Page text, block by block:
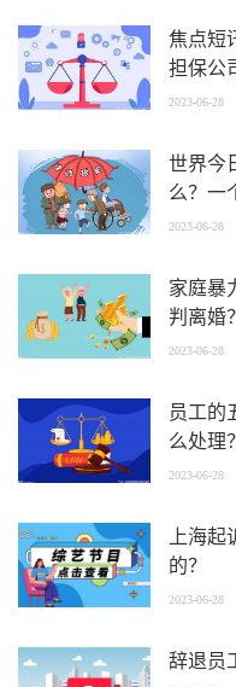
焦点短
担保公
2023-06-28
世界今
么？一
2023-06-28
家庭暴
判离婚
2023-06-28
员工的
么处理？
2023-06-28
上海
的？
2023-06-28
辞退员